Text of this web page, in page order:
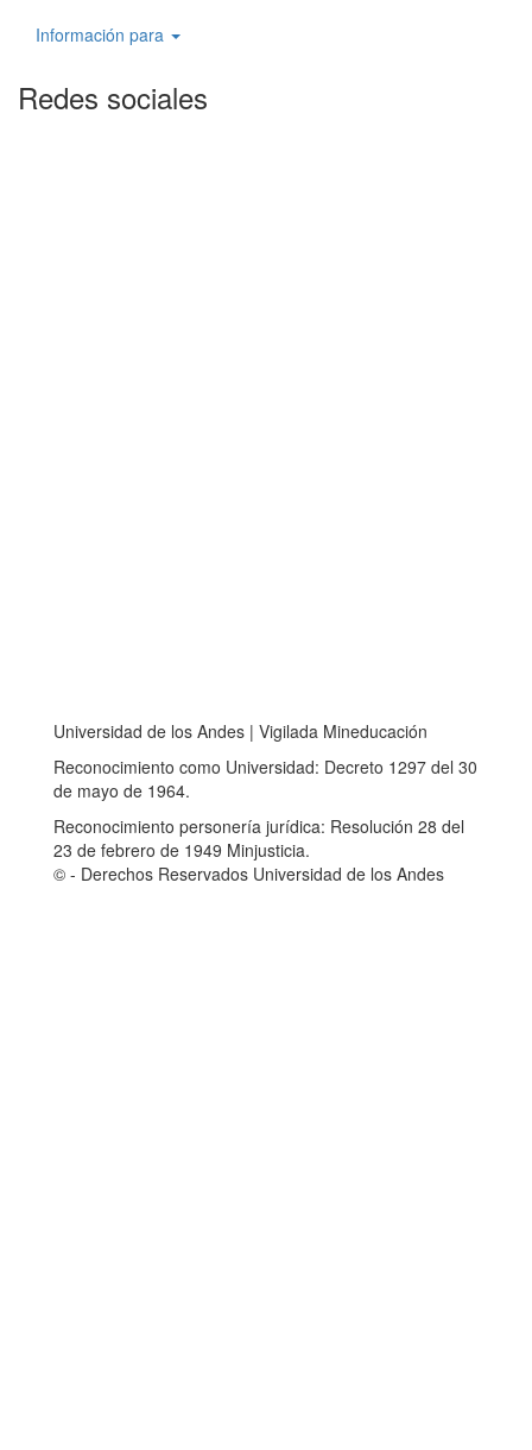
Información para
Redes sociales
Universidad de los Andes | Vigilada Mineducación
Reconocimiento como Universidad: Decreto 1297 del 30
de mayo de 1964.
Reconocimiento personería jurídica: Resolución 28 del
23 de febrero de 1949 Minjusticia.
© - Derechos Reservados Universidad de los Andes